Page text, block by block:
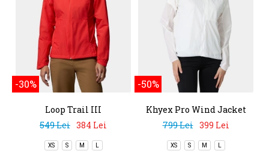
-30%
Loop Trail III
Windbreaker
549 Lei 384 Lei
XS S M L
-50%
Khyex Pro Wind Jacket
799 Lei 399 Lei
XS S M L